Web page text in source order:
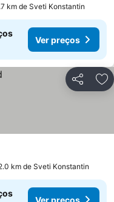
km de Sveti Konstantin
Ver preços
Partilhar
km de Sveti Konstantin
Ver preços